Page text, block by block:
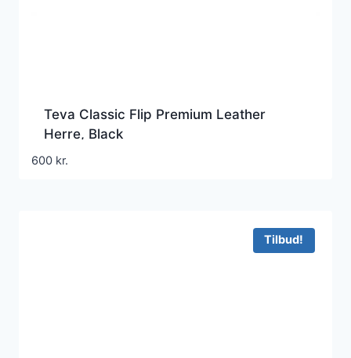
Teva Classic Flip Premium Leather
Herre, Black
600 kr.
Tilbud!